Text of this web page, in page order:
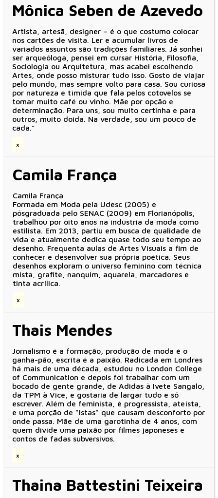
Mônica Seben de Azevedo
Artista, artesã, designer – é o que costumo colocar
nos cartões de visita. Ler e acumular livros de
variados assuntos são tradições familiares. Já sonhei
ser arqueóloga, pensei em cursar História, Filosofia,
Sociologia ou Arquitetura, mas acabei escolhendo
Artes, onde posso misturar tudo isso. Gosto de viajar
pelo mundo, mas sempre volto para casa. Sou curiosa
por natureza e tímida que fala pelos cotovelos se
tomar muito café ou vinho. Mãe por opção e
determinação. Para uns, sou muito certinha e para
outros, muito doida. Na verdade, sou um pouco de
cada.”
x
Camila França
Camila França
Formada em Moda pela Udesc (2005) e
pósgraduada pelo SENAC (2009) em Florianópolis,
trabalhou por oito anos na indústria da moda como
estilista. Em 2013, partiu em busca de qualidade de
vida e atualmente dedica quase todo seu tempo ao
desenho. Frequenta aulas de Artes Visuais a fim de
conhecer e desenvolver sua própria poética. Seus
desenhos exploram o universo feminino com técnica
mista, grafite, nanquim, aquarela, marcadores e
tinta acrílica.
x
Thais Mendes
Jornalismo é a formação, produção de moda é o
ganha-pão, escrita é a paixão. Radicada em Londres
há mais de uma década, estudou no London College
of Communication e depois foi trabalhar com um
bocado de gente grande, de Adidas à Ivete Sangalo,
da TPM à Vice, e gostaria de largar tudo e só
escrever. Além de feminista, é progressista, ateísta,
e uma porção de *istas* que causam desconforto por
onde passa. Mãe de uma garotinha de 4 anos, com
quem divide uma paixão por filmes japoneses e
contos de fadas subversivos.
x
Thaina Battestini Teixeira